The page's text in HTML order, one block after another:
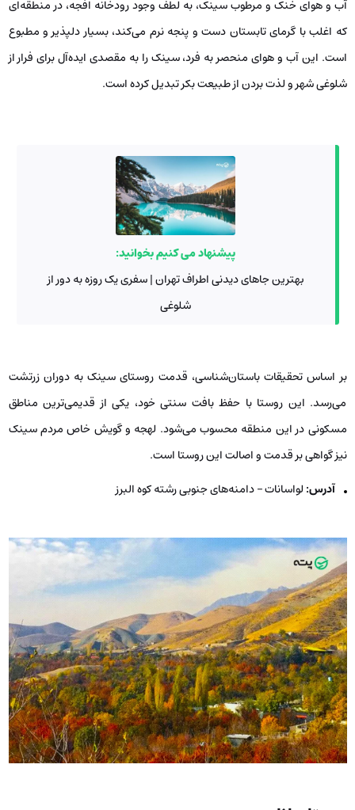
آب و هوای خنک و مرطوب سینک، به لطف وجود رودخانه افجه، در منطقه‌ای
که اغلب با گرمای تابستان دست و پنجه نرم می‌کند، بسیار دلپذیر و مطبوع
است. این آب و هوای منحصر به فرد، سینک را به مقصدی ایده‌آل برای فرار از
شلوغی شهر و لذت بردن از طبیعت بکر تبدیل کرده است.
پیشنهاد می کنیم بخوانید:
بهترین جاهای دیدنی اطراف تهران | سفری یک روزه به دور از
شلوغی
بر اساس تحقیقات باستان‌شناسی، قدمت روستای سینک به دوران زرتشت
می‌رسد. این روستا با حفظ بافت سنتی خود، یکی از قدیمی‌ترین مناطق
مسکونی در این منطقه محسوب می‌شود. لهجه و گویش خاص مردم سینک
نیز گواهی بر قدمت و اصالت این روستا است.
آدرس: لواسانات – دامنه‌های جنوبی رشته کوه البرز